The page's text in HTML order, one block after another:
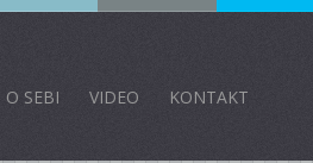
O SEBI VIDEO KONTAKT